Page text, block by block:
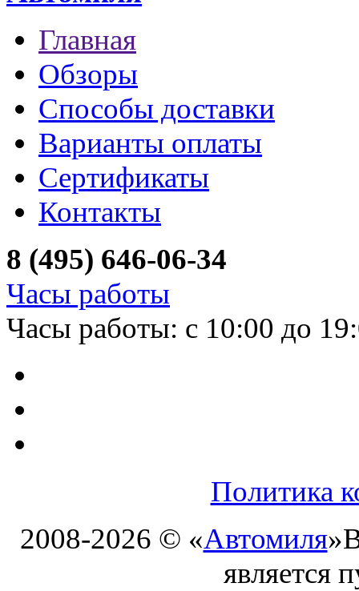
Главная
Обзоры
Способы доставки
Варианты оплаты
Сертификаты
Контакты
8 (495) 646-06-34
Часы работы
Часы работы: с 10:00 до
Политика
2008-2026 © «Автомиля»
является